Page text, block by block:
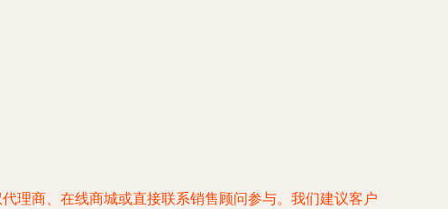
理商、在线商城或直接联系销售顾问参与。我们建议客户